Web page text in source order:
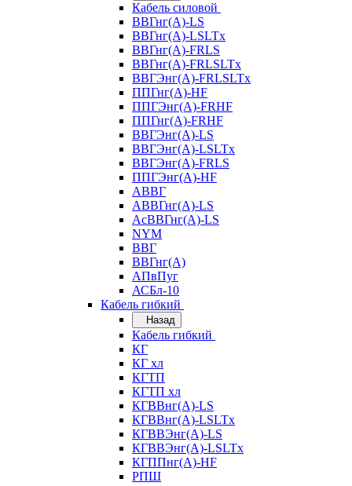
Кабель силовой
ВВГнг(А)-LS
ВВГнг(А)-LSLTx
ВВГнг(А)-FRLS
ВВГнг(А)-FRLSLTx
ВВГЭнг(А)-FRLSLTx
ППГнг(А)-HF
ППГЭнг(А)-FRHF
ППГнг(А)-FRHF
ВВГЭнг(А)-LS
ВВГЭнг(А)-LSLTx
ВВГЭнг(А)-FRLS
ППГЭнг(А)-HF
АВВГ
АВВГнг(А)-LS
АсВВГнг(А)-LS
NYM
ВВГ
ВВГнг(А)
АПвПуг
АСБл-10
Кабель гибкий
Назад
Кабель гибкий
КГ
КГ хл
КГТП
КГТП хл
КГВВнг(А)-LS
КГВВнг(А)-LSLTx
КГВВЭнг(А)-LS
КГВВЭнг(А)-LSLTx
КГППнг(А)-HF
РПШ